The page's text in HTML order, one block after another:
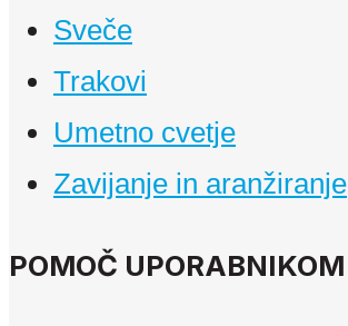
Sveče
Trakovi
Umetno cvetje
Zavijanje in aranžiranje
POMOČ UPORABNIKOM